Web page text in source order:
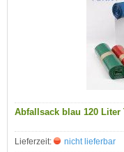
Abfallsack blau 120 Liter
Lieferzeit: nicht lieferbar